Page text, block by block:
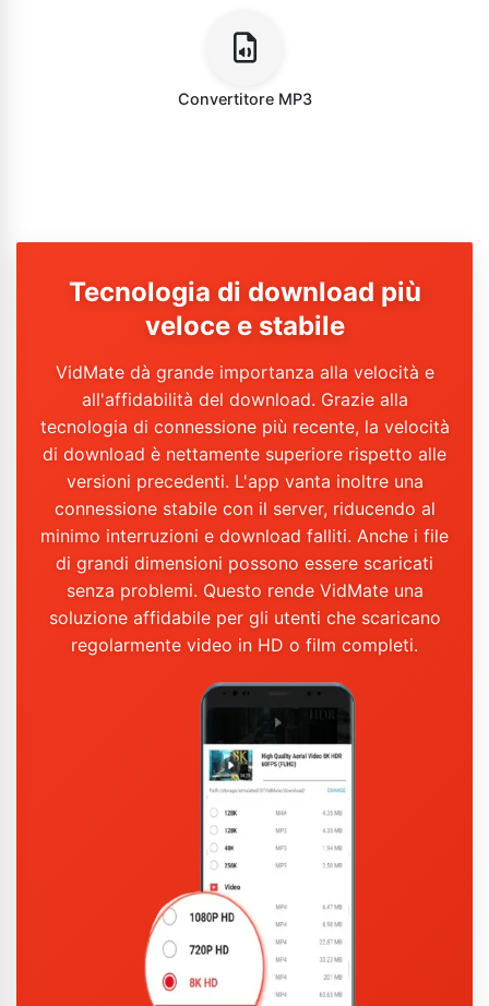
Convertitore MP3
Tecnologia di download più
veloce e stabile
VidMate dà grande importanza alla velocità e
all'affidabilità del download. Grazie alla
tecnologia di connessione più recente, la velocità
di download è nettamente superiore rispetto alle
versioni precedenti. L'app vanta inoltre una
connessione stabile con il server, riducendo al
minimo interruzioni e download falliti. Anche i file
di grandi dimensioni possono essere scaricati
senza problemi. Questo rende VidMate una
soluzione affidabile per gli utenti che scaricano
regolarmente video in HD o film completi.